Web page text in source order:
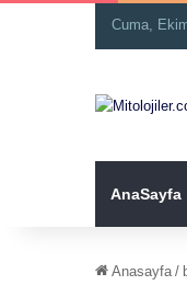
Cuma,
AnaSayfa
Anasayfa /